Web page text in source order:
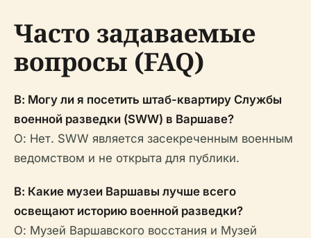
Часто задаваемые
вопросы (FAQ)
В: Могу ли я посетить штаб-квартиру Службы
военной разведки (SWW) в Варшаве?
О: Нет. SWW является засекреченным военным
ведомством и не открыта для публики.
В: Какие музеи Варшавы лучше всего
освещают историю военной разведки?
О: Музей Варшавского восстания и Музей